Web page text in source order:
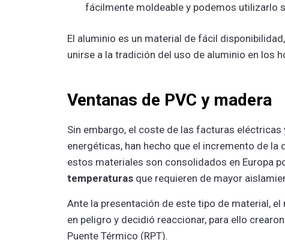
fácilmente moldeable y podemos utilizarlo
El aluminio es un material de fácil
unirse a la tradición del uso de aluminio en los
Ventanas de PVC y madera
Sin embargo, el coste de las facturas
energéticas, han hecho que el incremento de la
estos materiales son consolidados en Europa
temperaturas que requieren de mayor
Ante la presentación de este tipo de material,
en peligro y decidió reaccionar, para ello
Puente Térmico (RPT).